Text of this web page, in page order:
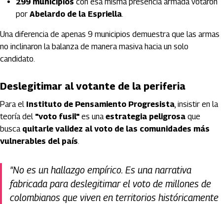
por Abelardo de la Espriella.
Una diferencia de apenas 9 municipios demuestra que las armas
no inclinaron la balanza de manera masiva hacia un solo
candidato.
Deslegitimar al votante de la periferia
Para el Instituto de Pensamiento Progresista, insistir en la
teoría del "voto fusil" es unaestrategia peligrosa que
busca quitarle validez al voto de las comunidades más
vulnerables del país.
"No es un hallazgo empírico. Es una narrativa
fabricada para deslegitimar el voto de millones de
colombianos que viven en territorios históricamente